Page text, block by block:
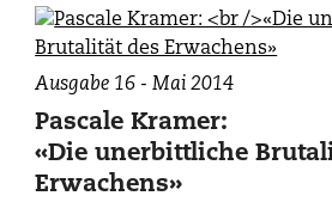
Ausgabe 16 - Mai 2014
Pascale Kramer:
«Die unerbittliche
Erwachens»